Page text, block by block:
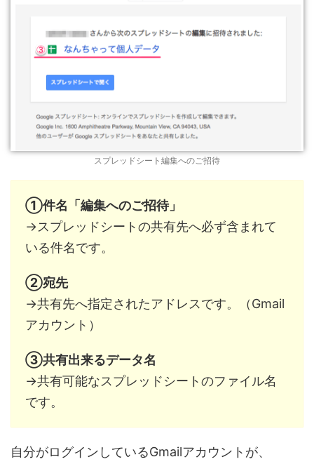
スプレッドシート編集へのご招待
①件名「編集へのご招待」
→スプレッドシートの共有先へ必ず含まれて
いる件名です。
②宛先
→共有先へ指定されたアドレスです。（Gmail
アカウント）
③共有出来るデータ名
→共有可能なスプレッドシートのファイル名
です。
自分がログインしているGmailアカウントが、